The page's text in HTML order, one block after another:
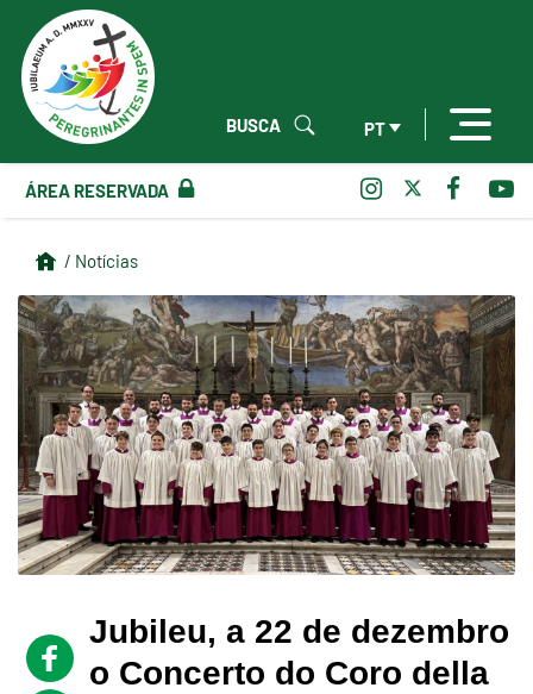
PT
BUSCA
ÁREA RESERVADA
/ Notícias
Jubileu, a 22 de dezembro
o Concerto do Coro della